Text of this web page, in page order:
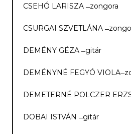
CSEHÓ LARISZA­­ ̶ zongora
CSURGAI SZVETLÁNA
DEMÉNY GÉZA ­­ ̶ gitár
DEMÉNYNÉ FEGYÓ VIOLA­­
DEMETERNÉ POLCZER
DOBAI ISTVÁN ­­ ̶ gitár